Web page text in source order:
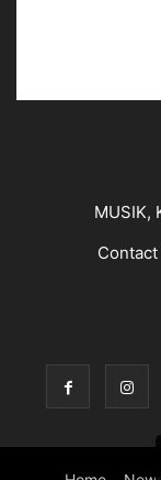
MUSIK,
Contact